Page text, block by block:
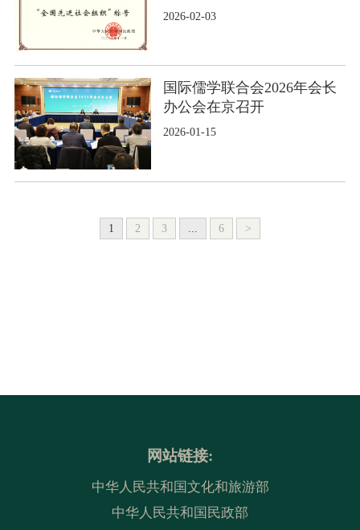
2026-02-03
国际儒学联合会2026年会长
办公会在京召开
2026-01-15
1 2 3 6 >
网站链接:
中华人民共和国文化和旅游部
中华人民共和国民政部